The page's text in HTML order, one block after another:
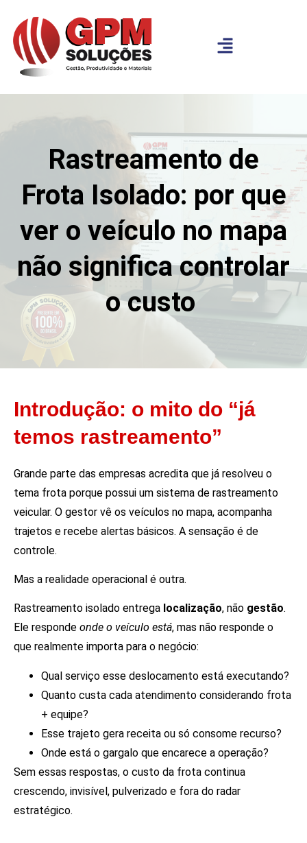
Rastreamento de
Frota Isolado: por que
ver o veículo no mapa
não significa controlar
o custo
Introdução: o mito do “já
temos rastreamento”
Grande parte das empresas acredita que já resolveu o
tema frota porque possui um sistema de rastreamento
veicular. O gestor vê os veículos no mapa, acompanha
trajetos e recebe alertas básicos. A sensação é de
controle.
Mas a realidade operacional é outra.
Rastreamento isolado entrega localização, não gestão.
Ele responde onde o veículo está, mas não responde o
que realmente importa para o negócio:
Qual serviço esse deslocamento está executando?
Quanto custa cada atendimento considerando frota
+ equipe?
Esse trajeto gera receita ou só consome recurso?
Onde está o gargalo que encarece a operação?
Sem essas respostas, o custo da frota continua
crescendo, invisível, pulverizado e fora do radar
estratégico.